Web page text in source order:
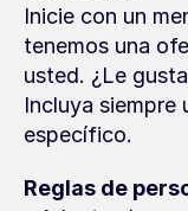
Inicie con un
tenemos una
usted. ¿Le
Incluya siempre
específico.
Reglas de